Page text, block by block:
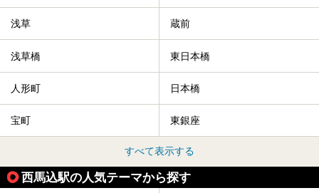
浅草 蔵前
浅草橋 東日本橋
人形町 日本橋
宝町 東銀座
すべて表示する
西馬込駅の人気テーマから探す